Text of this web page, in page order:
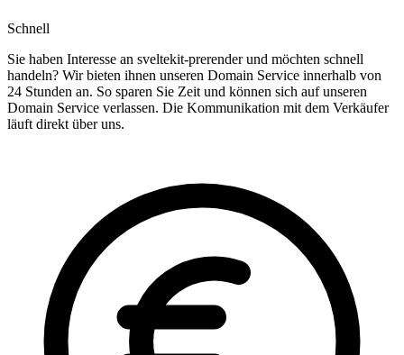
Schnell
Sie haben Interesse an sveltekit-prerender und möchten schnell
handeln? Wir bieten ihnen unseren Domain Service innerhalb von
24 Stunden an. So sparen Sie Zeit und können sich auf unseren
Domain Service verlassen. Die Kommunikation mit dem Verkäufer
läuft direkt über uns.